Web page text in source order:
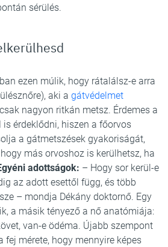
sérülés.
ezen múlik, hogy rátalálsz-e arra
aki a gátvédelmet
nagyon ritkán metsz. Érdemes a
érdeklődni, hiszen a főorvos
a gátmetszések gyakoriságát,
más orvoshoz is kerülhetsz, ha
adottságok: – Hogy sor kerül-e
az adott esettől függ, és több
– mondja Dékány doktornő. Egy
a másik tényező a nő anatómiája:
van-e ödéma. Újabb szempont
fej mérete, hogy mennyire képes